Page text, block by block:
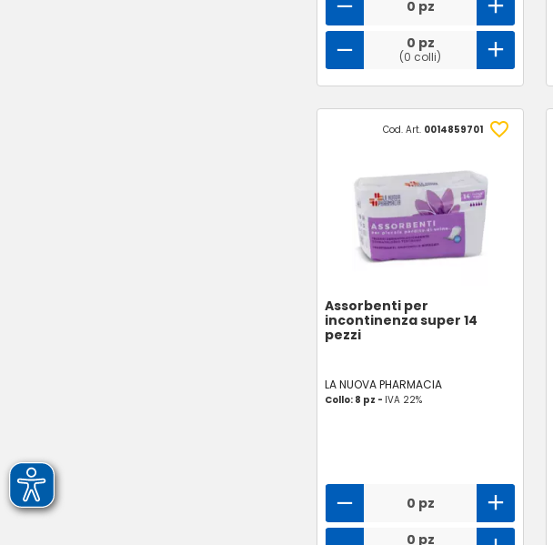
0 pz
0 pz
(0 colli)
Cod. Art. 0014859701
Assorbenti per
incontinenza super 14
pezzi
LA NUOVA PHARMACIA
Collo: 8 pz - IVA 22%
0 pz
0 pz